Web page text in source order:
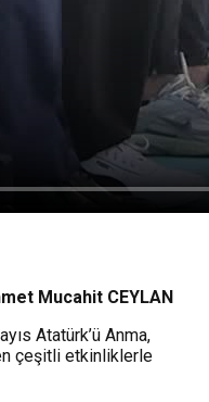
Mucahit CEYLAN
Atatürk’ü Anma,
çeşitli etkinliklerle